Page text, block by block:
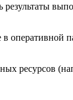
оперативной
ресурсов